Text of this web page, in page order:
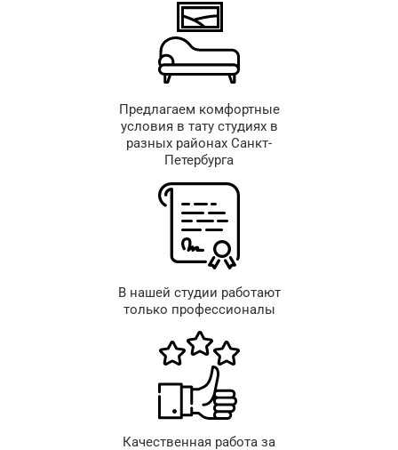
Предлагаем комфортные
условия в тату студиях в
разных районах Санкт-
Петербурга
В нашей студии работают
только профессионалы
Качественная работа за